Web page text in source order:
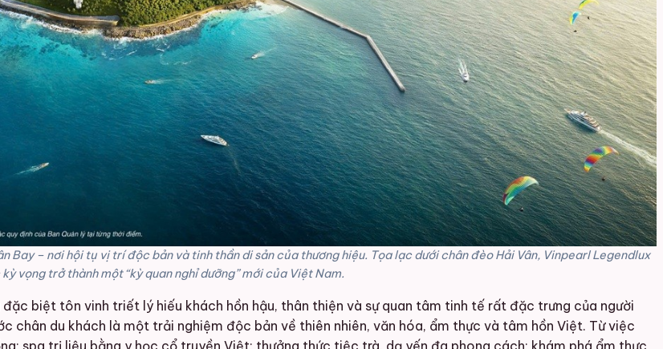
– nơi hội tụ vị trí độc bản và tinh thần di sản của thương hiệu. Tọa lạc dưới chân đèo Hải Vân, Vinpearl Legendlux
vọng trở thành một “kỳ quan nghỉ dưỡng” mới của Việt Nam.
biệt tôn vinh triết lý hiếu khách hồn hậu, thân thiện và sự quan tâm tinh tế rất đặc trưng của người
du khách là một trải nghiệm độc bản về thiên nhiên, văn hóa, ẩm thực và tâm hồn Việt. Từ việc